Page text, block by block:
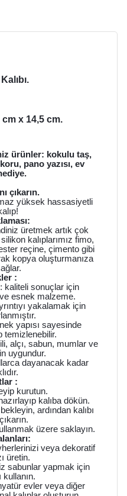
x 14,5 cm.
ürünler: kokulu taş,
pano yazısı, ev
çıkarın.
yüksek hassasiyetli
üretmek artık çok
kalıplarımız fimo,
reçine, çimento gibi
kopya oluşturmanıza
:
kaliteli sonuçlar için
esnek malzeme.
yakalamak için
yapısı sayesinde
temizlenebilir.
alçı, sabun, mumlar ve
uygundur.
dayanacak kadar
:
kurutun.
kalıba dökün.
ardından kalıbı
üzere saklayın.
veya dekoratif
üretin.
sabunlar yapmak için
kullanın.
evler veya diğer